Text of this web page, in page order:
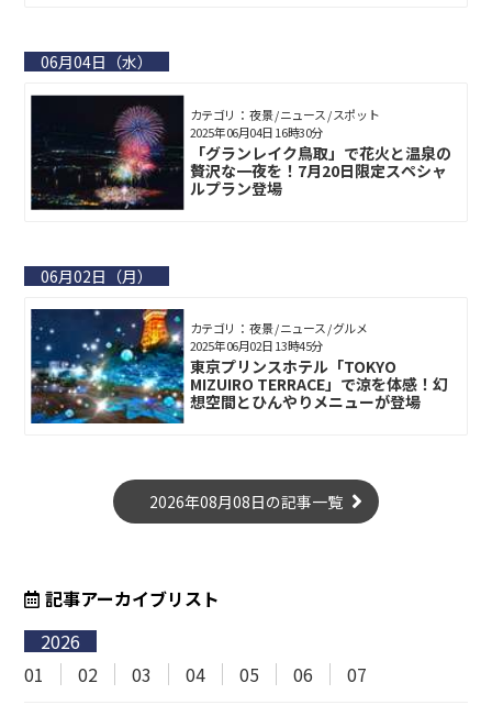
06月04日（水）
カテゴリ： 夜景 / ニュース / スポット
「グランレイク鳥取」で花火と温泉の
贅沢な一夜を！7月20日限定スペシャ
ルプラン登場
2025年06月04日 16時30分
06月02日（月）
カテゴリ： 夜景 / ニュース / グルメ
東京プリンスホテル「TOKYO
MIZUIRO TERRACE」で涼を体感！幻
想空間とひんやりメニューが登場
2025年06月02日 13時45分
2026年08月08日の記事一覧
記事アーカイブリスト
2026
01
02 03 04 05 06 07